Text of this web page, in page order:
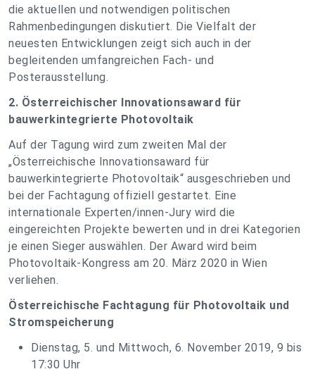
die aktuellen und notwendigen politischen
Rahmenbedingungen diskutiert. Die Vielfalt der
neuesten Entwicklungen zeigt sich auch in der
begleitenden umfangreichen Fach- und
Posterausstellung.
2. Österreichischer Innovationsaward für
bauwerkintegrierte Photovoltaik
Auf der Tagung wird zum zweiten Mal der
„Österreichische Innovationsaward für
bauwerkintegrierte Photovoltaik“ ausgeschrieben und
bei der Fachtagung offiziell gestartet. Eine
internationale Experten/innen-Jury wird die
eingereichten Projekte bewerten und in drei Kategorien
je einen Sieger auswählen. Der Award wird beim
Photovoltaik-Kongress am 20. März 2020 in Wien
verliehen.
Österreichische Fachtagung für Photovoltaik und
Stromspeicherung
Dienstag, 5. und Mittwoch, 6. November 2019, 9 bis
17:30 Uhr